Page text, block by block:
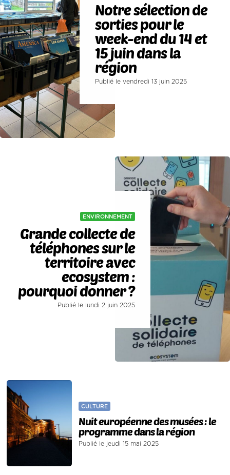
Notre sélection de
sorties pour le
week-end du 14 et
15 juin dans la
région
Publié le vendredi 13 juin 2025
ENVIRONNEMENT
Grande collecte de
téléphones sur le
territoire avec
ecosystem :
pourquoi donner ?
Publié le lundi 2 juin 2025
CULTURE
Nuit européenne des musées : le
programme dans la région
Publié le jeudi 15 mai 2025